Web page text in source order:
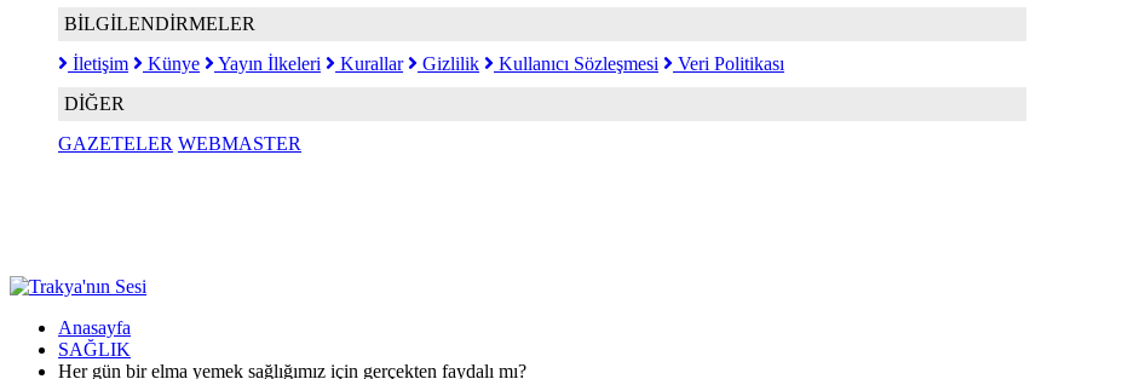
BİLGİLENDİRMELER
İletişim
Künye Yayın İlkeleri Kurallar Gizlilik Kullanıcı Sözleşmesi
Veri Politikası
DİĞER
GAZETELER WEBMASTER
Anasayfa
SAĞLIK
Her gün bir elma yemek sağlığımız için gerçekten faydalı mı?